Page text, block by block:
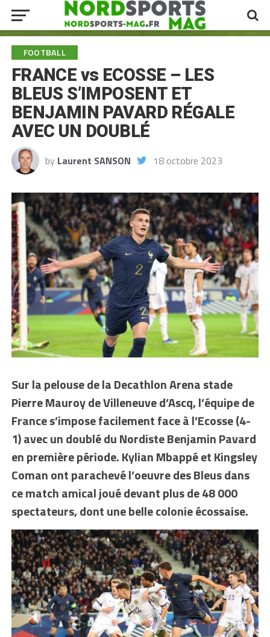
FOOTBALL
FRANCE vs ECOSSE – LES
BLEUS S’IMPOSENT ET
BENJAMIN PAVARD RÉGALE
AVEC UN DOUBLÉ
by Laurent SANSON 18 octobre 2023
Sur la pelouse de la Decathlon Arena stade
Pierre Mauroy de Villeneuve d’Ascq, l’équipe de
France s’impose facilement face à l’Ecosse (4-
1) avec un doublé du Nordiste Benjamin Pavard
en première période. Kylian Mbappé et Kingsley
Coman ont parachevé l’oeuvre des Bleus dans
ce match amical joué devant plus de 48 000
spectateurs, dont une belle colonie écossaise.